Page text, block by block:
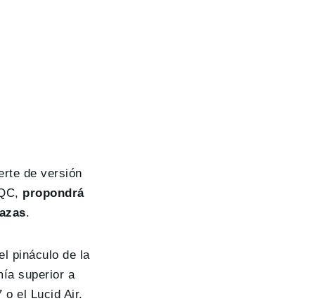
de versión
propondrá
.
pináculo de la
superior a
o el Lucid Air.